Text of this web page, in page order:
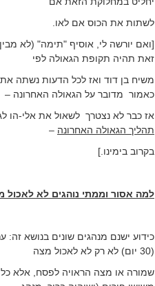
לשתות את הכוס אם לאו.
[ואם יורשה לי, אוסיף "תימה" (לא
זאת תהיה תקופת הגאולה לפי
משיח בן דוד ואז לכל הדעות נשתה
כאמור מדובר על הגאולה האחרונה –
אז כבר לא נצטרך לשאול את אלי-הו
תהליך הגאולה האחרונה –
בקרוב בימינו.]
למה אסור וממתי נוהגים לא
כידוע ישנם מנהגים שונים בנושא זה:
(30 יום) לא רק לא לאכול מצה
שמורה או מצה הראויה לפסח, אלא